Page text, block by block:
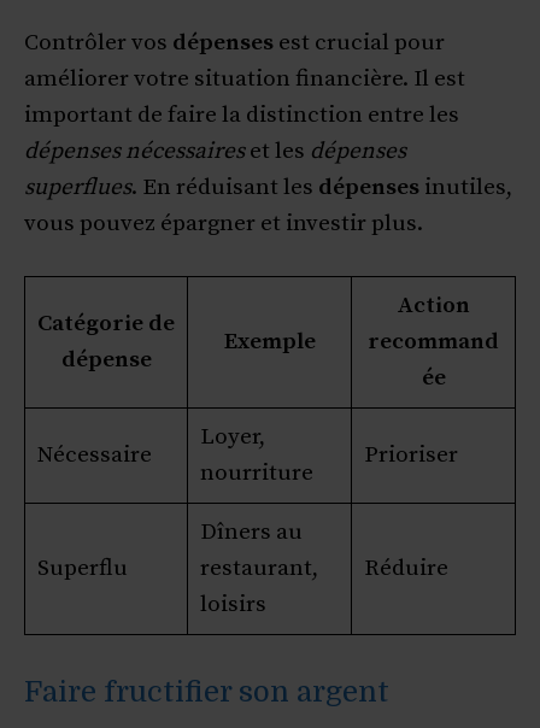
Contrôler vos dépenses est crucial pour
améliorer votre situation financière. Il est
important de faire la distinction entre les
dépenses nécessaireset les dépenses
superflues. En réduisant les dépenses inutiles,
vous pouvez épargner et investir plus.
Catégorie de
dépense
Exemple
Action
recommand
ée
Nécessaire
Loyer,
nourriture
Prioriser
Superflu
Dîners au
restaurant,
loisirs
Réduire
Faire fructifier son argent